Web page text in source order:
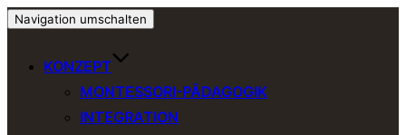
Navigation umschalten
KONZEPT
MONTESSORI-PÄDAGOGIK
INTEGRATION